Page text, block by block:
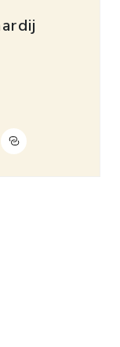
bedragen
voor de
Er zijn